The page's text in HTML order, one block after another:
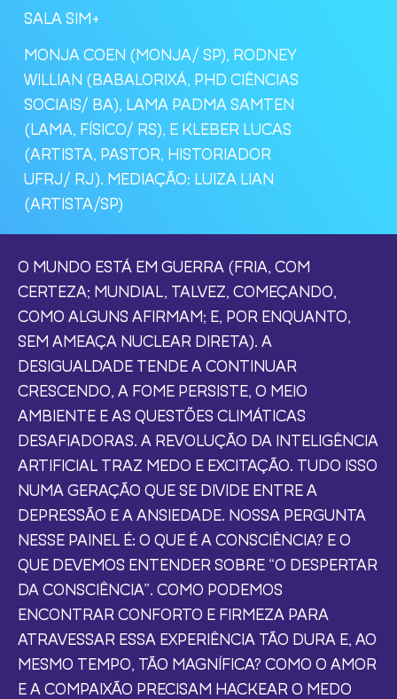
SALA SIM+
MONJA COEN (MONJA/ SP), RODNEY
WILLIAN (BABALORIXÁ, PHD CIÊNCIAS
SOCIAIS/ BA), LAMA PADMA SAMTEN
(LAMA, FÍSICO/ RS), E KLEBER LUCAS
(ARTISTA, PASTOR, HISTORIADOR
UFRJ/ RJ). MEDIAÇÃO: LUIZA LIAN
(ARTISTA/SP)
O MUNDO ESTÁ EM GUERRA (FRIA, COM
CERTEZA; MUNDIAL, TALVEZ, COMEÇANDO,
COMO ALGUNS AFIRMAM; E, POR ENQUANTO,
SEM AMEAÇA NUCLEAR DIRETA). A
DESIGUALDADE TENDE A CONTINUAR
CRESCENDO, A FOME PERSISTE, O MEIO
AMBIENTE E AS QUESTÕES CLIMÁTICAS
DESAFIADORAS. A REVOLUÇÃO DA INTELIGÊNCIA
ARTIFICIAL TRAZ MEDO E EXCITAÇÃO. TUDO ISSO
NUMA GERAÇÃO QUE SE DIVIDE ENTRE A
DEPRESSÃO E A ANSIEDADE. NOSSA PERGUNTA
NESSE PAINEL É: O QUE É A CONSCIÊNCIA? E O
QUE DEVEMOS ENTENDER SOBRE “O DESPERTAR
DA CONSCIÊNCIA”. COMO PODEMOS
ENCONTRAR CONFORTO E FIRMEZA PARA
ATRAVESSAR ESSA EXPERIÊNCIA TÃO DURA E, AO
MESMO TEMPO, TÃO MAGNÍFICA? COMO O AMOR
E A COMPAIXÃO PRECISAM HACKEAR O MEDO